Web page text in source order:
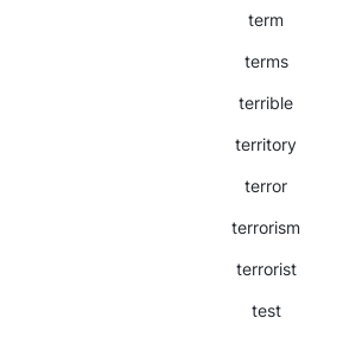
term
terms
terrible
territory
terror
terrorism
terrorist
test